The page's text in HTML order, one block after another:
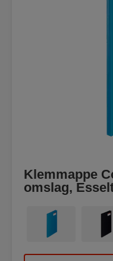
Klemmappe
omslag,